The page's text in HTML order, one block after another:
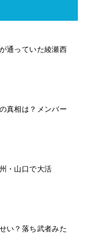
通っていた綾瀬西
真相は？メンバー
・山口で大活
い？落ち武者みた